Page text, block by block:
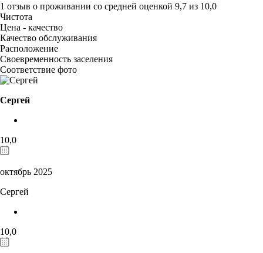
1 отзыв о проживании со средней оценкой 9,7 из 10,0
Чистота
Цена - качество
Качество обслуживания
Расположение
Своевременность заселения
Соответствие фото
Сергей
10,0
октябрь 2025
Сергей
10,0